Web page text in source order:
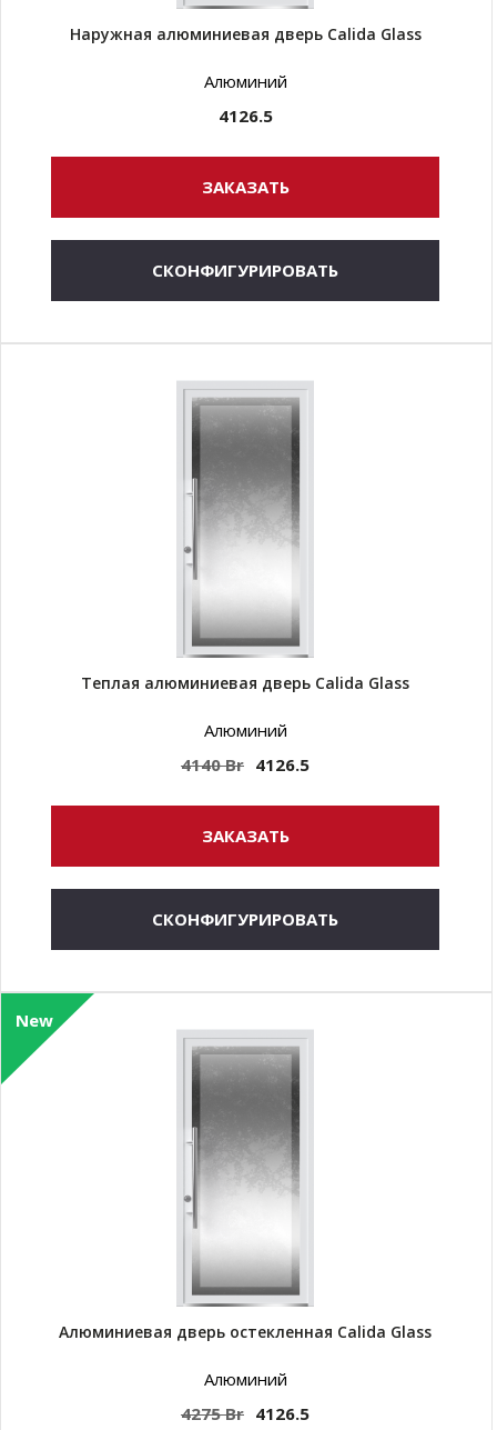
Наружная алюминиевая дверь Calida Glass
Алюминий
4126.5
ЗАКАЗАТЬ
СКОНФИГУРИРОВАТЬ
Теплая алюминиевая дверь Calida Glass
Алюминий
4140 Br 4126.5
ЗАКАЗАТЬ
СКОНФИГУРИРОВАТЬ
New
Алюминиевая дверь остекленная Calida Glass
Алюминий
4275 Br 4126.5